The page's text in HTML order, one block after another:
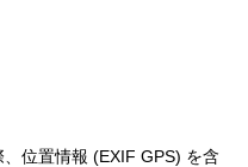
位置情報 (EXIF GPS) を含